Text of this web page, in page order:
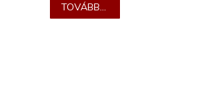
TOVÁBB...